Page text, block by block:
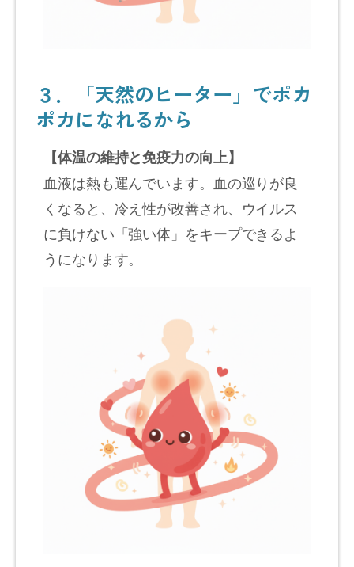
３．「天然のヒーター」でポカ
ポカになれるから
【体温の維持と免疫力の向上】
血液は熱も運んでいます。血の巡りが良
くなると、冷え性が改善され、ウイルス
に負けない「強い体」をキープできるよ
うになります。